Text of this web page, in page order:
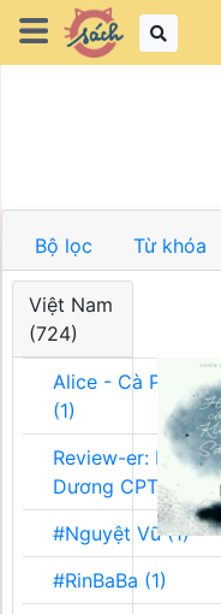
Bộ lọc Từ khóa
Việt Nam
(724)
Alice - Cà Phê
(1)
Review-er: Dương
Dương CPT (1)
#Nguyệt Vũ (1)
#RinBaBa (1)